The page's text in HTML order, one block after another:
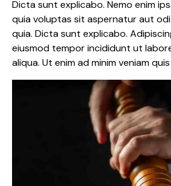
Dicta sunt explicabo. Nemo enim
quia voluptas sit aspernatur aut
quia. Dicta sunt explicabo.
eiusmod tempor incididunt ut
aliqua. Ut enim ad minim veniam